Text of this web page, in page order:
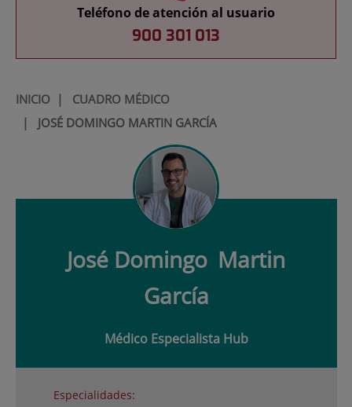
Teléfono de atención al usuario
900 301 013
INICIO| CUADRO MÉDICO
| JOSÉ DOMINGO MARTIN GARCÍA
José Domingo Martin
García
Médico Especialista Hub
Especialidades: